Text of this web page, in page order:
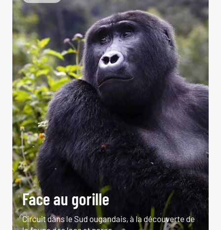
Face au gorille
Circuit dans le Sud ougandais, à la découverte de